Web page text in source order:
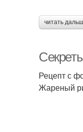
читать
Рецепт с
Жареный